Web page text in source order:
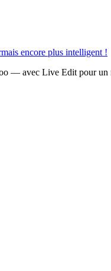
encore plus intelligent !
— avec Live Edit pour un